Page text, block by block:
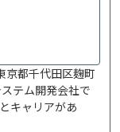
京都千代田区麹町
テム開発会社で
キャリアがあ